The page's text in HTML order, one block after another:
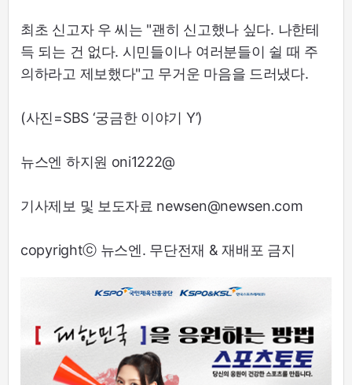
최초 신고자 우 씨는 "괜히 신고했나 싶다. 나한테
득 되는 건 없다. 시민들이나 여러분들이 쉴 때 주
의하라고 제보했다"고 무거운 마음을 드러냈다.
(사진=SBS ‘궁금한 이야기 Y’)
뉴스엔 하지원 oni1222@
기사제보 및 보도자료 newsen@newsen.com
copyrightⓒ 뉴스엔. 무단전재 & 재배포 금지